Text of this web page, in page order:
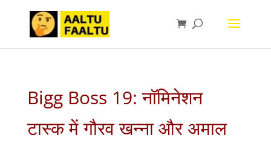
Bigg Boss 19: नॉमिनेशन
टास्क में गौरव खन्ना और अमाल